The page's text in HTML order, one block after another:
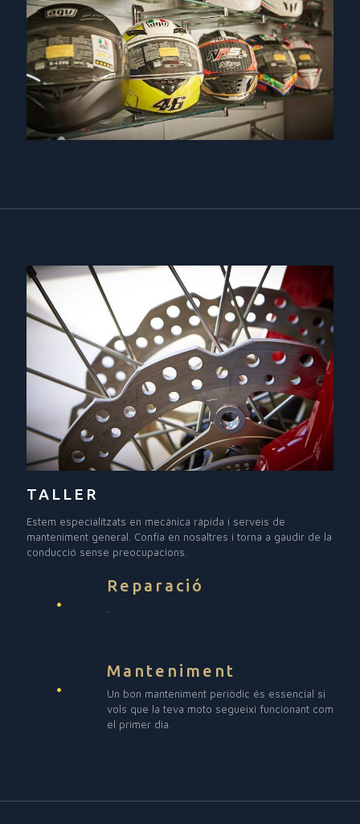
TALLER
Estem especialitzats en mecànica ràpida i serveis de
manteniment general. Confía en nosaltres i torna a gaudir de la
conducció sense preocupacions.
Reparació
Manteniment
Un bon manteniment periòdic és essencial si
vols que la teva moto segueixi funcionant com
el primer dia.